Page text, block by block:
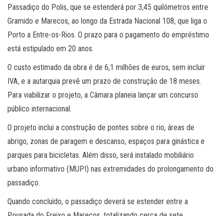
Passadiço do Polis, que se estenderá por 3,45 quilómetros entre
Gramido e Marecos, ao longo da Estrada Nacional 108, que liga o
Porto a Entre-os-Rios. O prazo para o pagamento do empréstimo
está estipulado em 20 anos.
O custo estimado da obra é de 6,1 milhões de euros, sem incluir
IVA, e a autarquia prevê um prazo de construção de 18 meses.
Para viabilizar o projeto, a Câmara planeia lançar um concurso
público internacional.
O projeto inclui a construção de pontes sobre o rio, áreas de
abrigo, zonas de paragem e descanso, espaços para ginástica e
parques para bicicletas. Além disso, será instalado mobiliário
urbano informativo (MUPI) nas extremidades do prolongamento do
passadiço.
Quando concluído, o passadiço deverá se estender entre a